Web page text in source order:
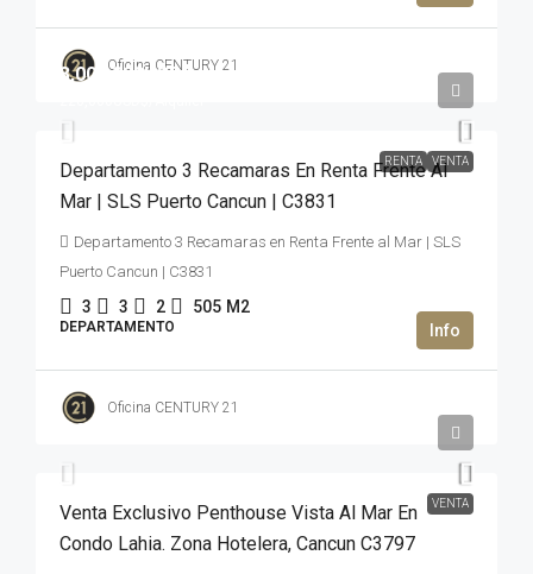
Oficina CENTURY 21
RENTA VENTA
3,000,000USD$
Departamento 3 Recamaras En Renta Frente Al
Mar | SLS Puerto Cancun | C3831
Departamento 3 Recamaras en Renta Frente al Mar | SLS
Puerto Cancun | C3831
3 3 2 505 M2
DEPARTAMENTO
Oficina CENTURY 21
VENTA
2,950,000USD$
Venta Exclusivo Penthouse Vista Al Mar En
Condo Lahia. Zona Hotelera, Cancun C3797